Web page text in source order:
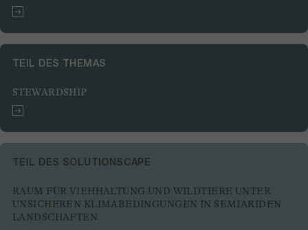
TEIL DES THEMAS
STEWARDSHIP
TEIL DES SOLUTIONSCAPE
RAUM FÜR VIEHHALTUNG UND WILDTIERE UNTER
UNSICHEREN KLIMABEDINGUNGEN IN SEMIARIDEN
LANDSCHAFTEN